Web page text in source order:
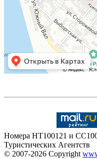
Номера HT100121 и
Туристических Агентств
© 2007-2026 Copyright